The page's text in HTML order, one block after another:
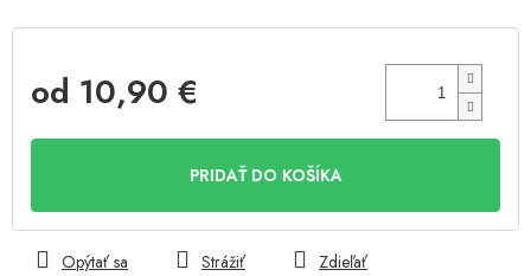
od 10,90 €
PRIDAŤ DO KOŠÍKA
Opýtať sa Strážiť Zdieľať